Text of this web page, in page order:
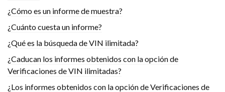
¿Cómo es un informe de muestra?
¿Cuánto cuesta un informe?
¿Qué es la búsqueda de VIN ilimitada?
¿Caducan los informes obtenidos con la opción de
Verificaciones de VIN ilimitadas?
¿Los informes obtenidos con la opción de Verificaciones de